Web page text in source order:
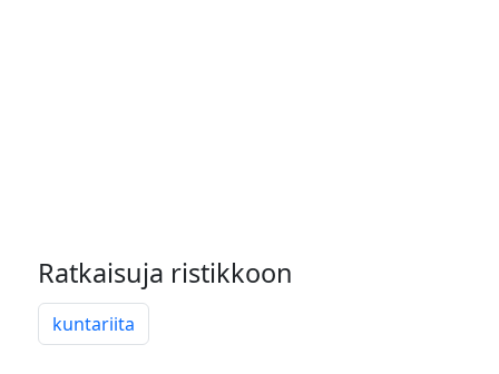
Ratkaisuja ristikkoon
kuntariita